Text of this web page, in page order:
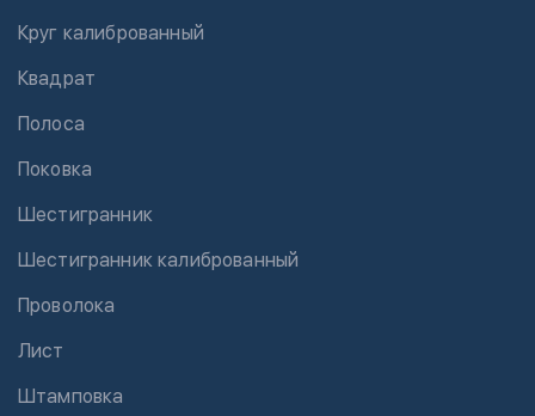
Круг калиброванный
Квадрат
Полоса
Поковка
Шестигранник
Шестигранник калиброванный
Проволока
Лист
Штамповка